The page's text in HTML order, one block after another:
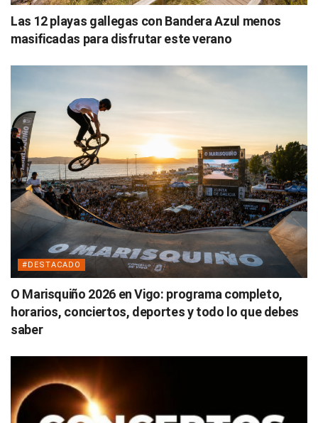
Las 12 playas gallegas con Bandera Azul menos
masificadas para disfrutar este verano
#DESTACADO
O Marisquiño 2026 en Vigo: programa completo,
horarios, conciertos, deportes y todo lo que debes
saber